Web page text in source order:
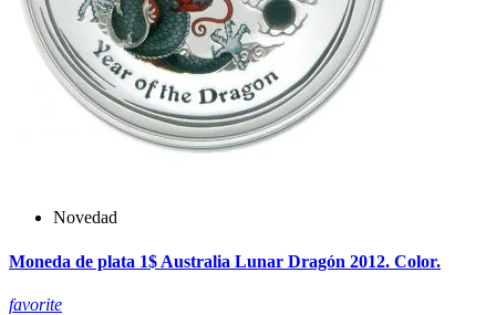
Novedad
Moneda de plata 1$ Australia Lunar Dragón 2012. Color.
favorite